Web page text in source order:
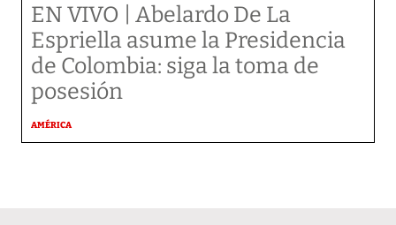
EN VIVO | Abelardo De La
Espriella asume la Presidencia
de Colombia: siga la toma de
posesión
AMÉRICA